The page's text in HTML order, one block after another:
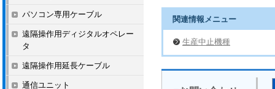
関連情報メニュー
生産中止機種
パソコン専用ケーブル
遠隔操作用ディジタルオペレー
タ
遠隔操作用延長ケーブル
通信ユニット